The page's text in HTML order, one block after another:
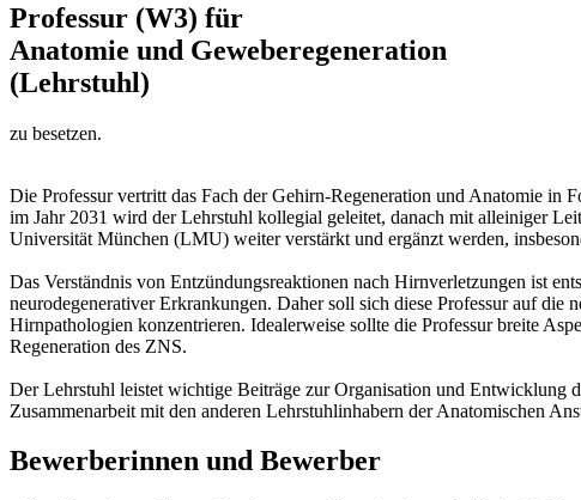
Professur (W3) für
Anatomie und Geweberegeneration
(Lehrstuhl)
zu besetzen.
Die Professur vertritt das Fach der Gehirn-Regeneration und Anatomie in
im Jahr 2031 wird der Lehrstuhl kollegial geleitet, danach mit alleiniger
Universität München (LMU) weiter verstärkt und ergänzt werden,
Das Verständnis von Entzündungsreaktionen nach Hirnverletzungen ist
neurodegenerativer Erkrankungen. Daher soll sich diese Professur auf
Hirnpathologien konzentrieren. Idealerweise sollte die Professur breite
Regeneration des ZNS.
Der Lehrstuhl leistet wichtige Beiträge zur Organisation und Entwicklung
Zusammenarbeit mit den anderen Lehrstuhlinhabern der Anatomischen
Bewerberinnen und Bewerber